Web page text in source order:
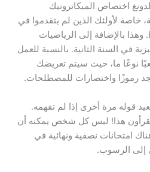
اختصاص الميكاترونيك
خاصة لأولئك الذين لم يتقدموا في
اللغة الألمانية إلى مستوى B2. وهذا بالإضافة إلى الرياضيات
في السنة الثانية. بالنسبة للعمل
نوعًا ما، حيث سيتم تعريضك
رموزًا واختصارات للمصطلحات.
قوله مرة أخرى إذا لم تفهمه.
يقرأون هذا! ليس كل شخص يمكنه أن
امتحانات نصفية ونهائية في
إلى الرسوب.